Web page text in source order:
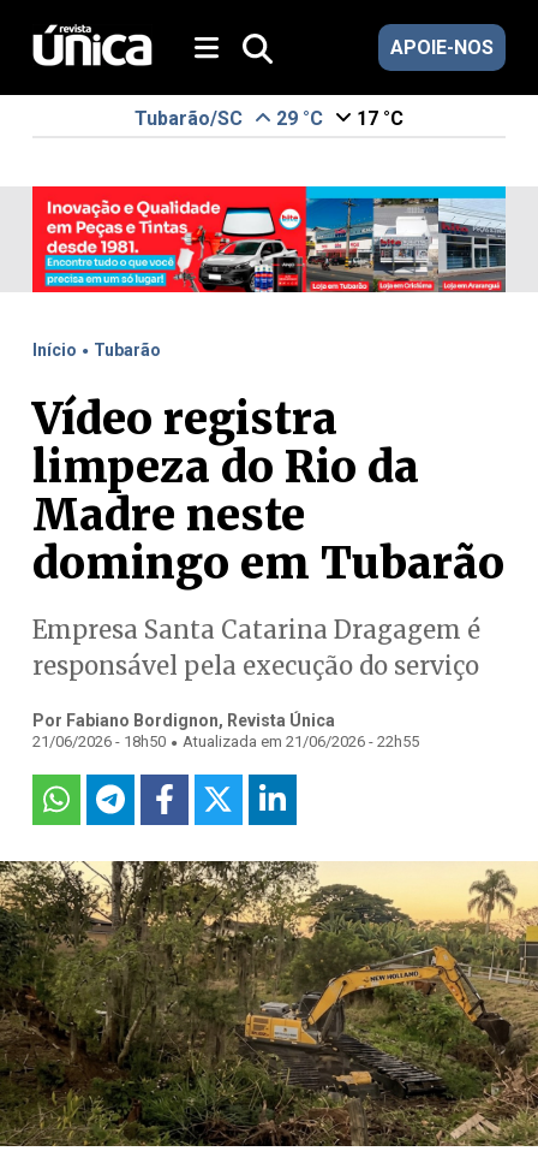
APOIE-NOS
Tubarão/SC 29 °C 17 °C
Início . Tubarão
Vídeo registra
limpeza do Rio da
Madre neste
domingo em Tubarão
Empresa Santa Catarina Dragagem é
responsável pela execução do serviço
Por Fabiano Bordignon, Revista Única
21/06/2026 - 18h50 . Atualizada em 21/06/2026 - 22h55